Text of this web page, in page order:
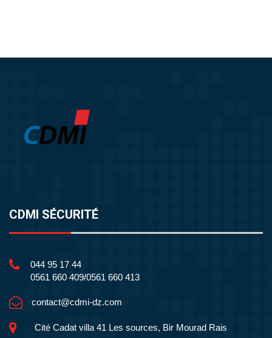
CDMI SÉCURITÉ
044 95 17 44
0561 660 409/0561 660 413
contact@cdmi-dz.com
Cité Cadat villa 41 Les sources, Bir Mourad Rais